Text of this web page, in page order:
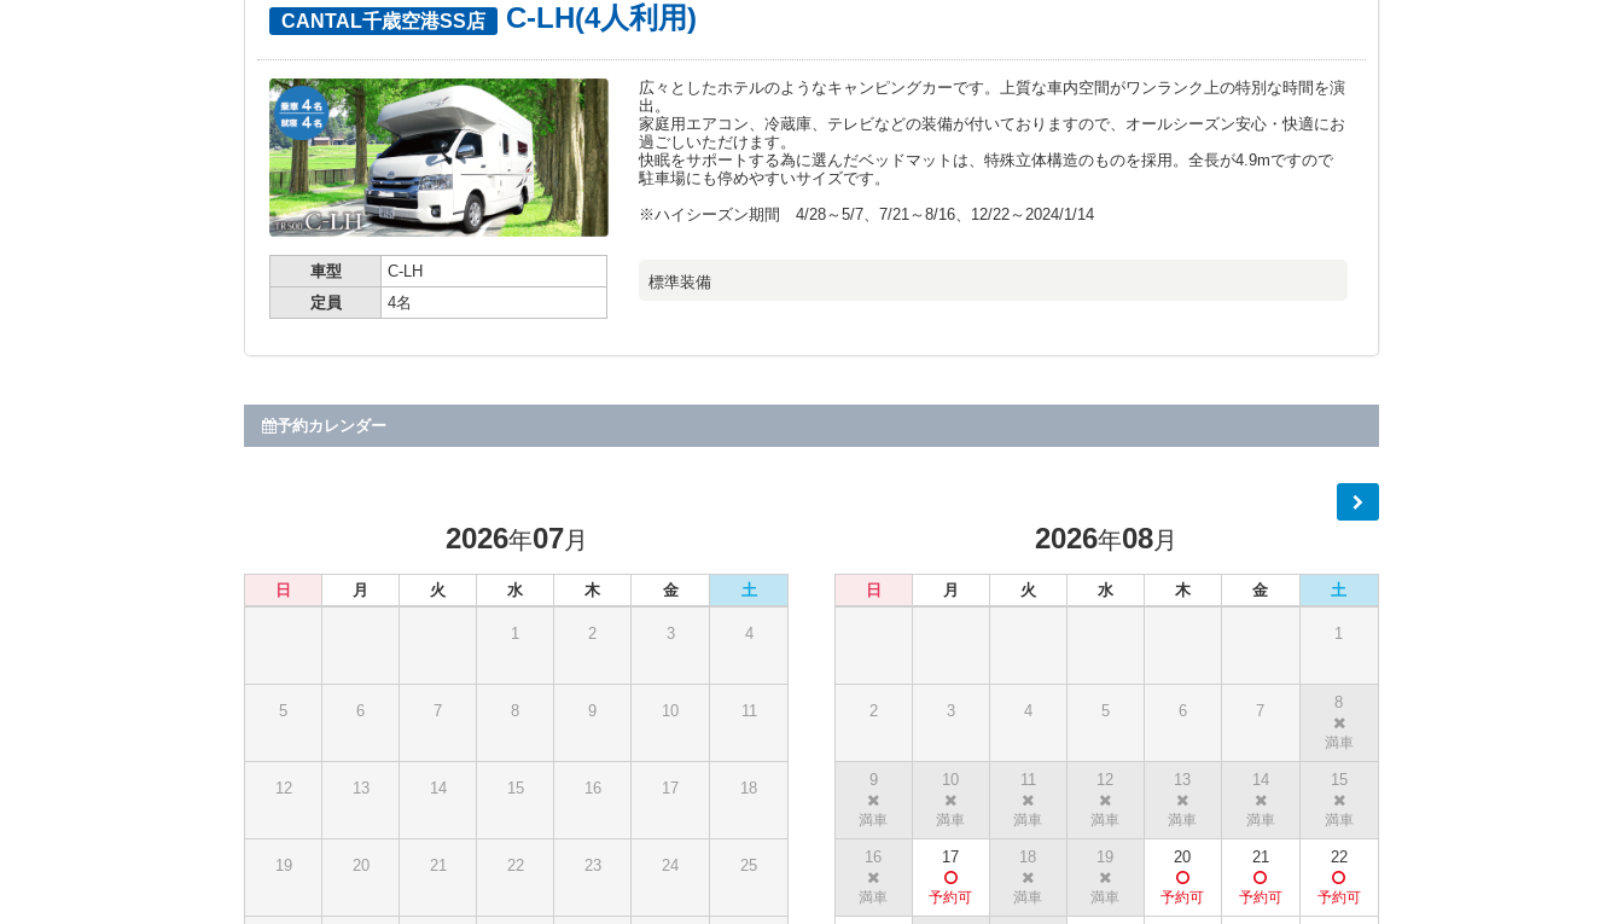
CANTAL千歳空港SS店 C-LH(4人利用)
車型
C-LH
定員
4名
広々としたホテルのようなキャンピングカーです。上質な車内空間がワンランク上の特別な時間を演
出。
家庭用エアコン、冷蔵庫、テレビなどの装備が付いておりますので、オールシーズン安心・快適にお
過ごしいただけます。
快眠をサポートする為に選んだベッドマットは、特殊立体構造のものを採用。全長が4.9mですので
駐車場にも停めやすいサイズです。
※ハイシーズン期間 4/28～5/7、7/21～8/16、12/22～2024/1/14
標準装備
予約カレンダー
2026年07月
日 月 火 水 木 金 土
1 2 3 4
5 6 7 8 9 10 11
12 13 14 15 16 17 18
19 20 21 22 23 24 25
2026年08月
日 月 火 水 木 金 土
1
2 3 4 5 6 7 8
9 10 11 12 13 14 15
16 17 18 19 20 21 22